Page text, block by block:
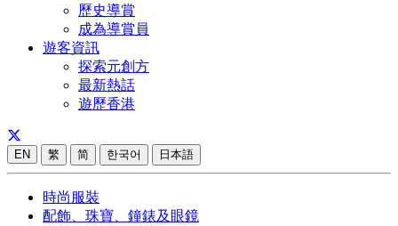
歷史導賞
成為導賞員
遊客資訊
探索元創方
最新熱話
遊歷香港
EN 繁 简 한국어 日本語
時尚服裝
配飾、珠寶、鐘錶及眼鏡